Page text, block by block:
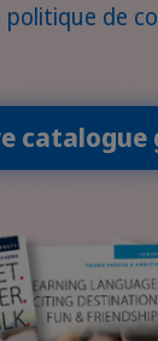
politique de